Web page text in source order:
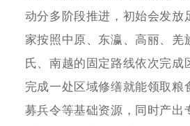
动分多阶段推进，初始会发放
家按照中原、东瀛、高丽、羌
氏、南越的固定路线依次完成
完成一处区域修缮就能领取粮
募兵令等基础资源，同时产出